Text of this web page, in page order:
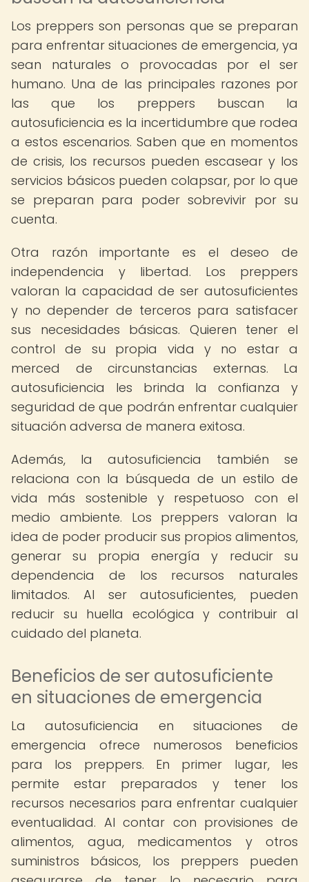
Los preppers son personas que se preparan
para enfrentar situaciones de emergencia, ya
sean naturales o provocadas por el ser
humano. Una de las principales razones por
las que los preppers buscan la
autosuficiencia es la incertidumbre que rodea
a estos escenarios. Saben que en momentos
de crisis, los recursos pueden escasear y los
servicios básicos pueden colapsar, por lo que
se preparan para poder sobrevivir por su
cuenta.
Otra razón importante es el deseo de
independencia y libertad. Los preppers
valoran la capacidad de ser autosuficientes
y no depender de terceros para satisfacer
sus necesidades básicas. Quieren tener el
control de su propia vida y no estar a
merced de circunstancias externas. La
autosuficiencia les brinda la confianza y
seguridad de que podrán enfrentar cualquier
situación adversa de manera exitosa.
Además, la autosuficiencia también se
relaciona con la búsqueda de un estilo de
vida más sostenible y respetuoso con el
medio ambiente. Los preppers valoran la
idea de poder producir sus propios alimentos,
generar su propia energía y reducir su
dependencia de los recursos naturales
limitados. Al ser autosuficientes, pueden
reducir su huella ecológica y contribuir al
cuidado del planeta.
Beneficios de ser autosuficiente
en situaciones de emergencia
La autosuficiencia en situaciones de
emergencia ofrece numerosos beneficios
para los preppers. En primer lugar, les
permite estar preparados y tener los
recursos necesarios para enfrentar cualquier
eventualidad. Al contar con provisiones de
alimentos, agua, medicamentos y otros
suministros básicos, los preppers pueden